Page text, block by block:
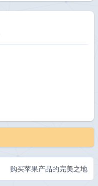
购买苹果产品的完美之地